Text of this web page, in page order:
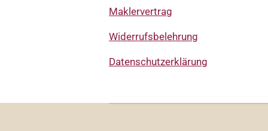
Maklervertrag
Widerrufsbelehrung
Datenschutzerklärung